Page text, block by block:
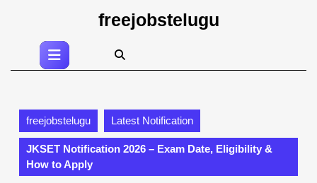
to
freejobstelugu
Open
Button
freejobstelugu Latest Notification
JKSET Notification 2026 – Exam Date, Eligibility &
How to Apply